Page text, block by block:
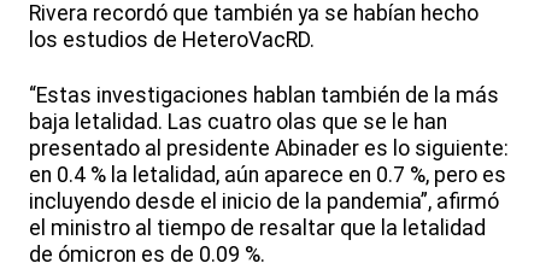
Rivera recordó que también ya se habían hecho
los estudios de HeteroVacRD.
“Estas investigaciones hablan también de la más
baja letalidad. Las cuatro olas que se le han
presentado al presidente Abinader es lo siguiente:
en 0.4 % la letalidad, aún aparece en 0.7 %, pero es
incluyendo desde el inicio de la pandemia”, afirmó
el ministro al tiempo de resaltar que la letalidad
de ómicron es de 0.09 %.